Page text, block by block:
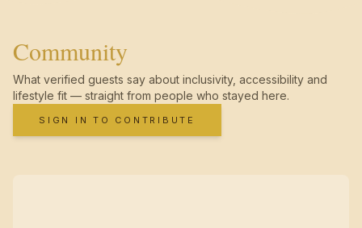
Community
What verified guests say about inclusivity, accessibility and
lifestyle fit — straight from people who stayed here.
SIGN IN TO CONTRIBUTE